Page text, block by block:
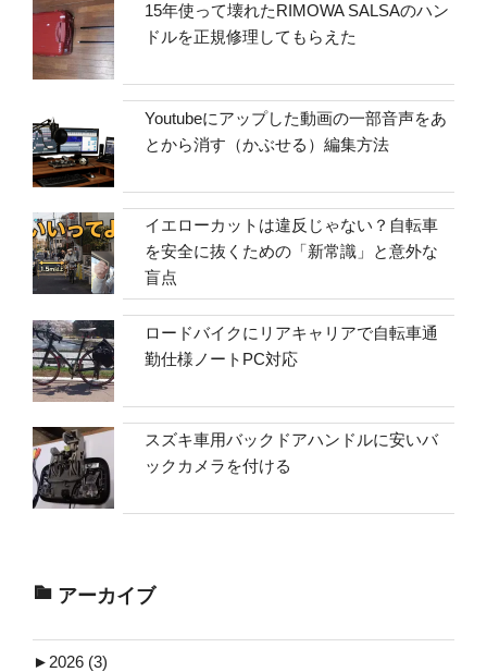
15年使って壊れたRIMOWA SALSAのハン
ドルを正規修理してもらえた
Youtubeにアップした動画の一部音声をあ
とから消す（かぶせる）編集方法
イエローカットは違反じゃない？自転車
を安全に抜くための「新常識」と意外な
盲点
ロードバイクにリアキャリアで自転車通
勤仕様ノートPC対応
スズキ車用バックドアハンドルに安いバ
ックカメラを付ける
アーカイブ
► 2026 (3)